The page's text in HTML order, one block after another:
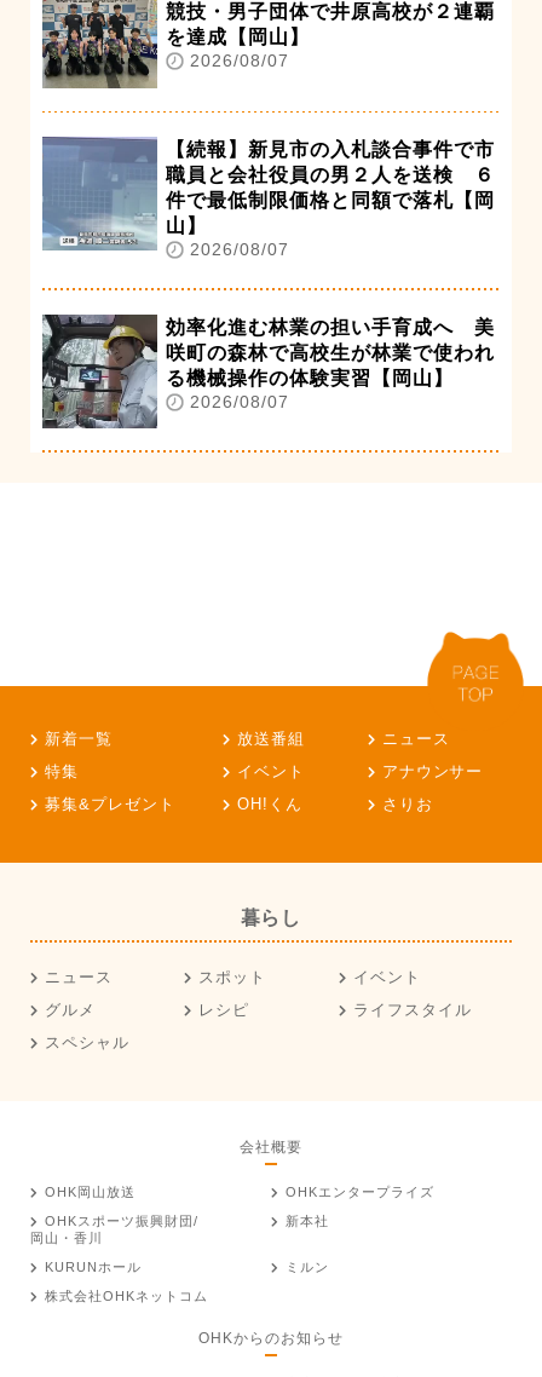
競技・男子団体で井原高校が２連覇
を達成【岡山】
2026/08/07
【続報】新見市の入札談合事件で市
職員と会社役員の男２人を送検 ６
件で最低制限価格と同額で落札【岡
山】
2026/08/07
効率化進む林業の担い手育成へ 美
咲町の森林で高校生が林業で使われ
る機械操作の体験実習【岡山】
2026/08/07
新着一覧 放送番組
ニュース
特集
イベント
アナウンサー
募集&プレゼント
OH!くん さりお
暮らし
ニュース スポット
イベント
グルメ
レシピ
ライフスタイル
スペシャル
会社概要
OHK岡山放送
OHKエンタープライズ
OHKスポーツ振興財団/
岡山・香川
新本社
KURUNホール
ミルン
株式会社OHKネットコム
OHKからのお知らせ